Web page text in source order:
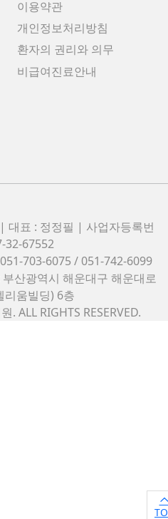
이용약관
개인정보처리방침
환자의 권리와 의무
비급여진료안내
대표 : 정정필 | 사업자등록번
32-67552
703-6075 / 051-742-6099
산광역시 해운대구 해운대로
리움빌딩) 6층
. ALL RIGHTS RESERVED.